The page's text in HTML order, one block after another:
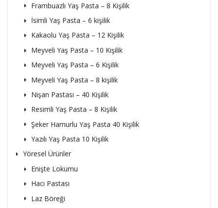
Frambuazlı Yaş Pasta – 8 Kişilik
İsimli Yaş Pasta – 6 kişilik
Kakaolu Yaş Pasta – 12 Kişilik
Meyveli Yaş Pasta – 10 Kişilik
Meyveli Yaş Pasta – 6 Kişilik
Meyveli Yaş Pasta – 8 kişilik
Nişan Pastası – 40 Kişilik
Resimli Yaş Pasta – 8 Kişilik
Şeker Hamurlu Yaş Pasta 40 Kişilik
Yazılı Yaş Pasta 10 Kişilik
Yöresel Ürünler
Enişte Lokumu
Hacı Pastası
Laz Böreği